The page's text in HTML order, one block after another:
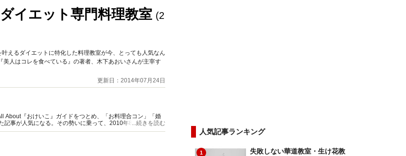
イエット専門料理教室 (2
えるダイエットに特化した料理教室が今、とっても人気なん
人はコレを食べている』の著者、木下あおいさんが主宰す
更新日：2014年07月24日
About『おけいこ』ガイドをつとめ、「お料理合コン」「婚
記事が人気になる。その勢いに乗って、2010年8月からは
ターとして定評アリ。
...続きを読む
人気記事ランキング
1
失敗しない華道教室・生け花教